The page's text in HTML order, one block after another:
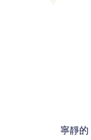
寧靜的